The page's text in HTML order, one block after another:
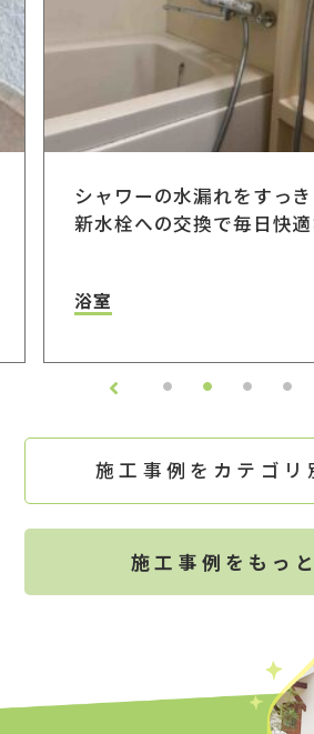
シャワーの水漏れをすっ
新水栓への交換で毎日快
浴室
施工事例をカテゴリ
施工事例をもっ